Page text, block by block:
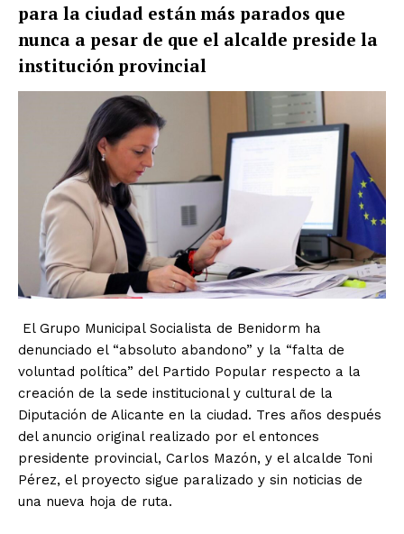
para la ciudad están más parados que
nunca a pesar de que el alcalde preside la
institución provincial
El Grupo Municipal Socialista de Benidorm ha
denunciado el “absoluto abandono” y la “falta de
voluntad política” del Partido Popular respecto a la
creación de la sede institucional y cultural de la
Diputación de Alicante en la ciudad. Tres años después
del anuncio original realizado por el entonces
presidente provincial, Carlos Mazón, y el alcalde Toni
Pérez, el proyecto sigue paralizado y sin noticias de
una nueva hoja de ruta.